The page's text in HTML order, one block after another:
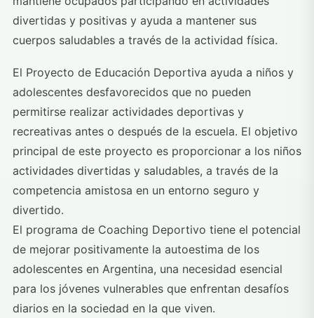
divertidas y positivas y ayuda a mantener sus
cuerpos saludables a través de la actividad física.
El Proyecto de Educación Deportiva ayuda a niños y
adolescentes desfavorecidos que no pueden
permitirse realizar actividades deportivas y
recreativas antes o después de la escuela. El objetivo
principal de este proyecto es proporcionar a los niños
actividades divertidas y saludables, a través de la
competencia amistosa en un entorno seguro y
divertido.
El programa de Coaching Deportivo tiene el potencial
de mejorar positivamente la autoestima de los
adolescentes en Argentina, una necesidad esencial
para los jóvenes vulnerables que enfrentan desafíos
diarios en la sociedad en la que viven.